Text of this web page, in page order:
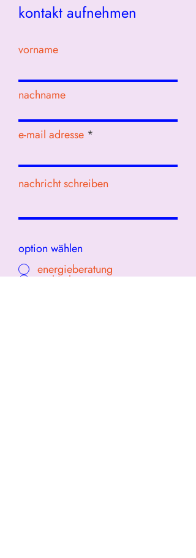
kontakt aufnehmen
vorname
nachname
e-mail adresse
nachricht schreiben
option wählen
energieberatung
architektur